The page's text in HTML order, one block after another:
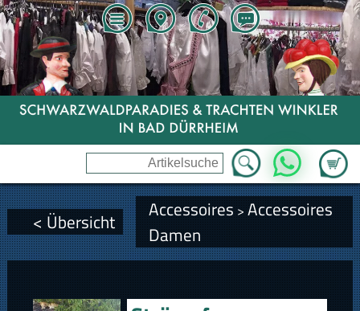
Zum
WhatsApp
< Übersicht Accessoires > Accessoires
Damen